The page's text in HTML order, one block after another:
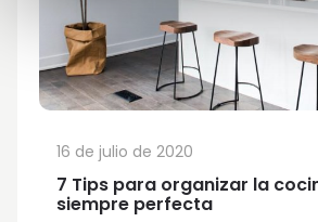
7 Tips para organizar la
siempre perfecta
16 de julio de 2020